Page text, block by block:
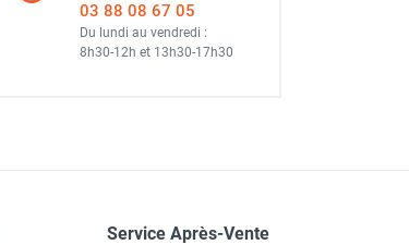
03 88 08 67 05
Du lundi au vendredi :
8h30-12h et 13h30-17h30
Service Après-Vente